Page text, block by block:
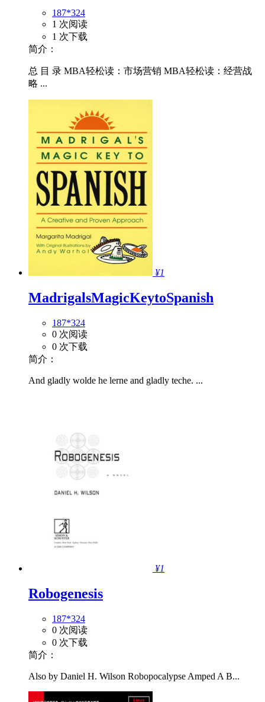
187*324
1 次阅读
1 次下载
简介：
总 目 录 MBA轻松读：市场营销 MBA轻松读：经营战
略 ...
¥1
MadrigalsMagicKeytoSpanish
187*324
0 次阅读
0 次下载
简介：
And gladly wolde he lerne and gladly teche. ...
¥1
Robogenesis
187*324
0 次阅读
0 次下载
简介：
Also by Daniel H. Wilson Robopocalypse Amped A B...